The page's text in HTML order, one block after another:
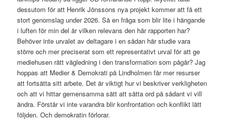
dessutom för att Henrik Jönssons nya projekt kommer att få ett
stort genomslag under 2026. Så en fråga som blir lite i hängande
i luften för min del är vilken relevans den här rapporten har?
Behöver inte urvalet av deltagare i en sådan här studie vara
större och mer preciserat som ett representativt urval för att ge
mediehusen rätt vägledning i den transformation som pågår? Jag
hoppas att Medier & Demokrati på Lindholmen får mer resurser
att fortsätta sitt arbete. Det är viktigt hur vi beskriver verkligheten
och att vi hittar gemensamma sätt att sätta ord på sådant vi vill
ändra. Förstår vi inte varandra blir konfrontation och konflikt lätt
följden. Och demokratin förlorar.